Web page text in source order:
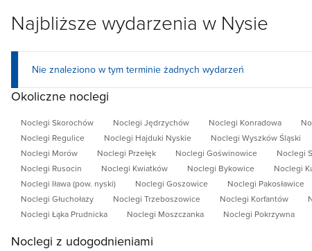
Najbliższe wydarzenia w Nysie
Nie znaleziono w tym terminie żadnych wydarzeń
Okoliczne noclegi
Noclegi Skorochów Noclegi Jędrzychów Noclegi Konradowa
Noclegi Regulice
Noclegi Hajduki Nyskie Noclegi Wyszków Śląski
Noclegi Morów
Noclegi Przełęk Noclegi Goświnowice Noclegi
Noclegi Rusocin
Noclegi Kwiatków Noclegi Bykowice Noclegi
Noclegi Iława (pow. nyski)
Noclegi Goszowice Noclegi Pakosławice
Noclegi Głuchołazy
Noclegi Trzeboszowice Noclegi Korfantów
Noclegi Łąka Prudnicka
Noclegi Moszczanka Noclegi Pokrzywna
Noclegi z udogodnieniami